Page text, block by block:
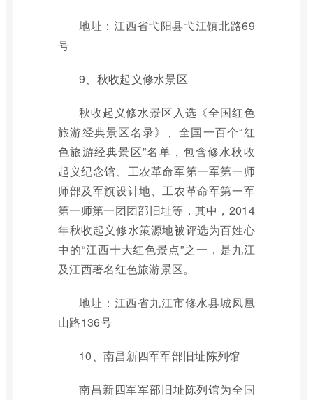
地址：江西省弋阳县弋江镇北路69
号
9、秋收起义修水景区
秋收起义修水景区入选《全国红色
旅游经典景区名录》、全国一百个“红
色旅游经典景区”名单，包含修水秋收
起义纪念馆、工农革命军第一军第一师
师部及军旗设计地、工农革命军第一军
第一师第一团团部旧址等，其中，2014
年秋收起义修水策源地被评选为百姓心
中的“江西十大红色景点”之一，是九江
及江西著名红色旅游景区。
地址：江西省九江市修水县城凤凰
山路136号
10、南昌新四军军部旧址陈列馆
南昌新四军军部旧址陈列馆为全国